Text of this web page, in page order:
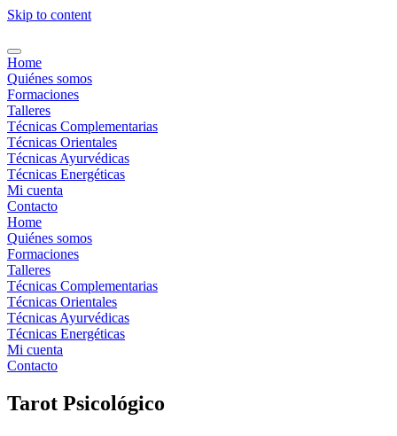
Skip to content
Home
Quiénes somos
Formaciones
Talleres
Técnicas Complementarias
Técnicas Orientales
Técnicas Ayurvédicas
Técnicas Energéticas
Mi cuenta
Contacto
Home
Quiénes somos
Formaciones
Talleres
Técnicas Complementarias
Técnicas Orientales
Técnicas Ayurvédicas
Técnicas Energéticas
Mi cuenta
Contacto
Tarot Psicológico